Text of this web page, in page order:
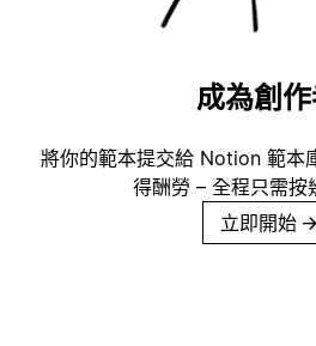
成為創
將你的範本提交給 Notion 範本
得酬勞 – 全程只需按
立即開始 →